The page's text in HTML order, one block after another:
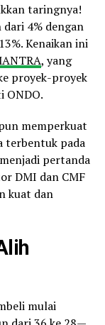
taringnya!
4% dengan
Kenaikan ini
, yang
proyek-proyek
ONDO.
memperkuat
terbentuk pada
pertanda
DMI dan CMF
kuat dan
mulai